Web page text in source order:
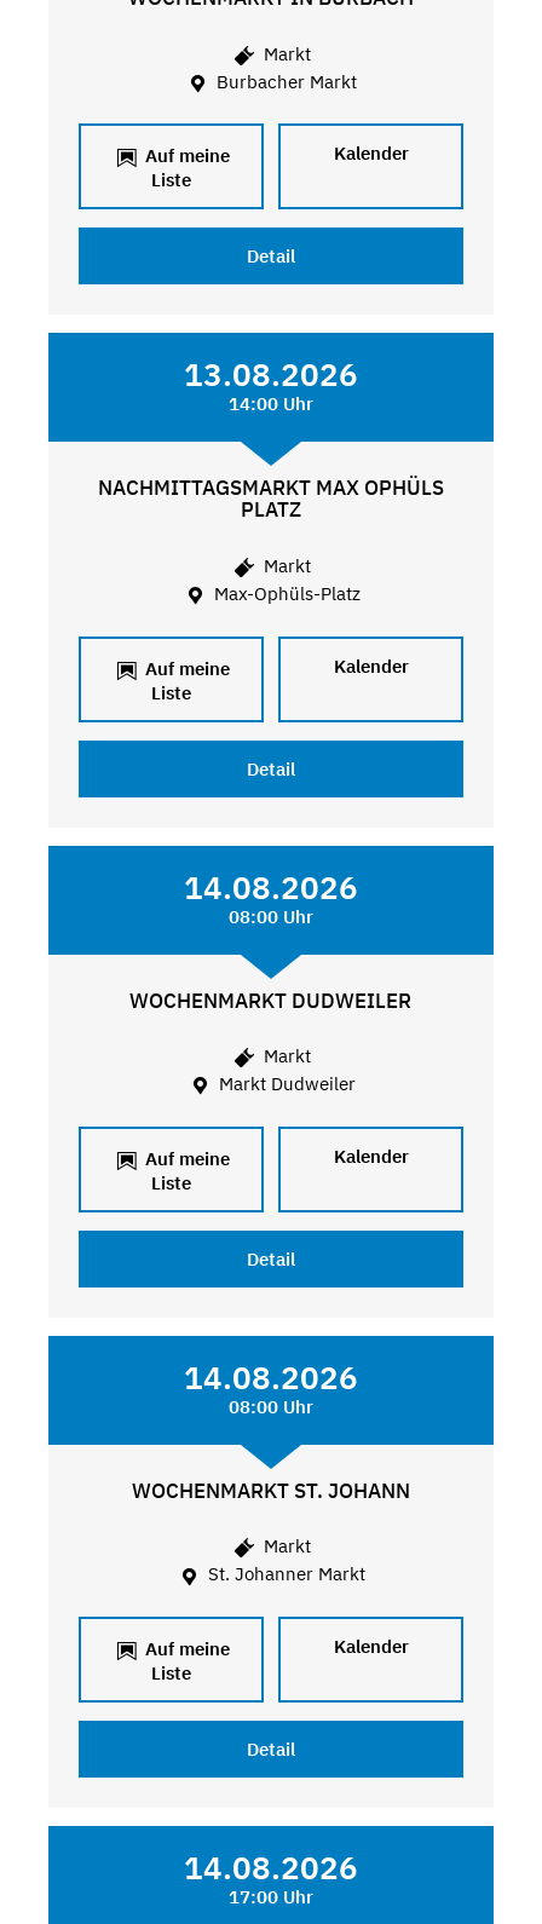
Markt
Burbacher Markt
Auf meine
Liste
Kalender
Detail
13.08.2026
14:00 Uhr
NACHMITTAGSMARKT MAX OPHÜLS
PLATZ
Markt
Max-Ophüls-Platz
Auf meine
Liste
Kalender
Detail
14.08.2026
08:00 Uhr
WOCHENMARKT DUDWEILER
Markt
Markt Dudweiler
Auf meine
Liste
Kalender
Detail
14.08.2026
08:00 Uhr
WOCHENMARKT ST. JOHANN
Markt
St. Johanner Markt
Auf meine
Liste
Kalender
Detail
14.08.2026
17:00 Uhr